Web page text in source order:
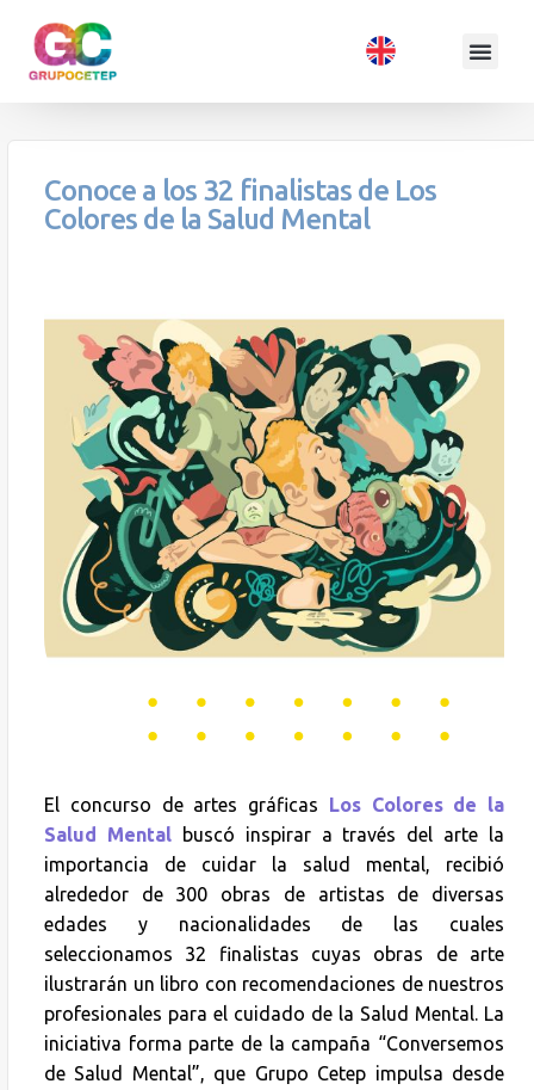
Conoce a los 32 finalistas de Los
Colores de la Salud Mental
El concurso de artes gráficas Los Colores de la
Salud Mental
buscó inspirar a través del arte la
importancia de cuidar la salud mental, recibió
alrededor de 300 obras de artistas de diversas
edades y nacionalidades de las cuales
seleccionamos 32 finalistas cuyas obras de arte
ilustrarán un libro con recomendaciones de nuestros
profesionales para el cuidado de la Salud Mental. La
iniciativa forma parte de la campaña “Conversemos
de Salud Mental”, que Grupo Cetep impulsa desde